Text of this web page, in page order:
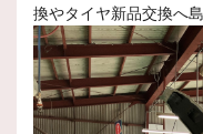
換やタイヤ新品交換へ